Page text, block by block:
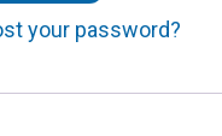
your password?